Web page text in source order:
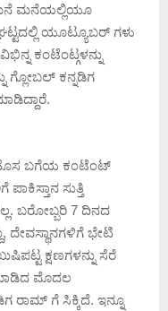
ಮನೆಯಲ್ಲಿಯೂ
ಯೂಟ್ಯೂಬರ್ ಗಳು
ಕಂಟೆಂಟ್ಗಳನ್ನು
ಗ್ಲೋಬಲ್ ಕನ್ನಡಿಗ
ಬಗೆಯ ಕಂಟೆಂಟ್
ಸುತ್ತಿ
ಬರೋಬ್ಬರಿ 7 ದಿನದ
ದೇವಸ್ಥಾನಗಳಿಗೆ ಭೇಟಿ
ಕ್ಷಣಗಳನ್ನು ಸೆರೆ
ಮೊದಲ
ರಾಮ್ ಗೆ ಸಿಕ್ಕಿದೆ. ಇನ್ನೂ